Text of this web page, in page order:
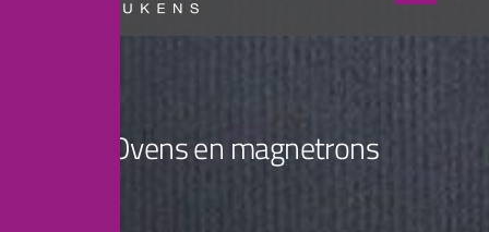
Ovensen magnetrons